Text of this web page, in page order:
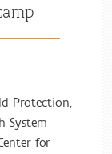
Protection,
System
for